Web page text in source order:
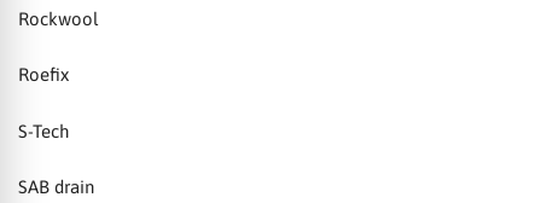
Rockwool
Roefix
S-Tech
SAB drain